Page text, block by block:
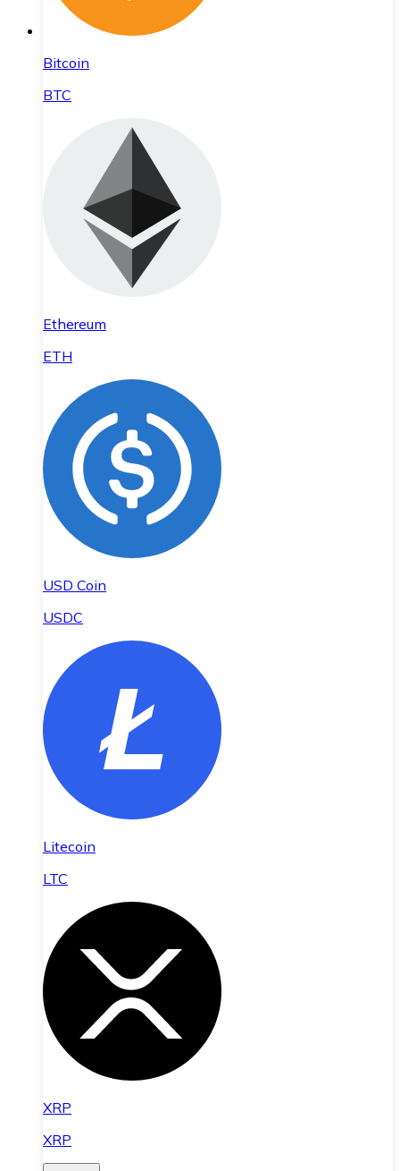
Bitcoin
BTC
Ethereum
ETH
USD Coin
USDC
Litecoin
LTC
XRP
XRP